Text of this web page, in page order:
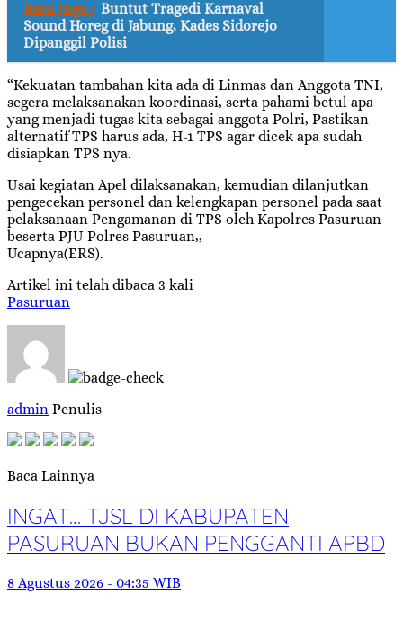
Baca Juga : Buntut Tragedi Karnaval
Sound Horeg di Jabung, Kades Sidorejo
Dipanggil Polisi
“Kekuatan tambahan kita ada di Linmas dan Anggota TNI,
segera melaksanakan koordinasi, serta pahami betul apa
yang menjadi tugas kita sebagai anggota Polri, Pastikan
alternatif TPS harus ada, H-1 TPS agar dicek apa sudah
disiapkan TPS nya.
Usai kegiatan Apel dilaksanakan, kemudian dilanjutkan
pengecekan personel dan kelengkapan personel pada saat
pelaksanaan Pengamanan di TPS oleh Kapolres Pasuruan
beserta PJU Polres Pasuruan,,
Ucapnya(ERS).
Artikel ini telah dibaca 3 kali
Pasuruan
admin Penulis
Baca Lainnya
INGAT… TJSL DI KABUPATEN
PASURUAN BUKAN PENGGANTI APBD
8 Agustus 2026 - 04:35 WIB